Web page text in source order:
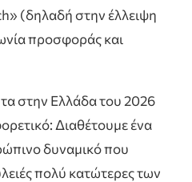
(δηλαδή στην έλλειψη
προσφοράς και
στην Ελλάδα του 2026
Διαθέτουμε ένα
δυναμικό που
πολύ κατώτερες των